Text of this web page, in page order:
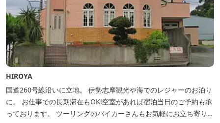
HIROYA
国道260号線沿いに立地。 伊勢志摩観光や海でのレジャーのお泊り
に。 お仕事での長期滞在もOK!空室があれば宿泊当日のご予約も承
っております。 ツーリングのバイカーさんもお気軽にお立ち寄りく